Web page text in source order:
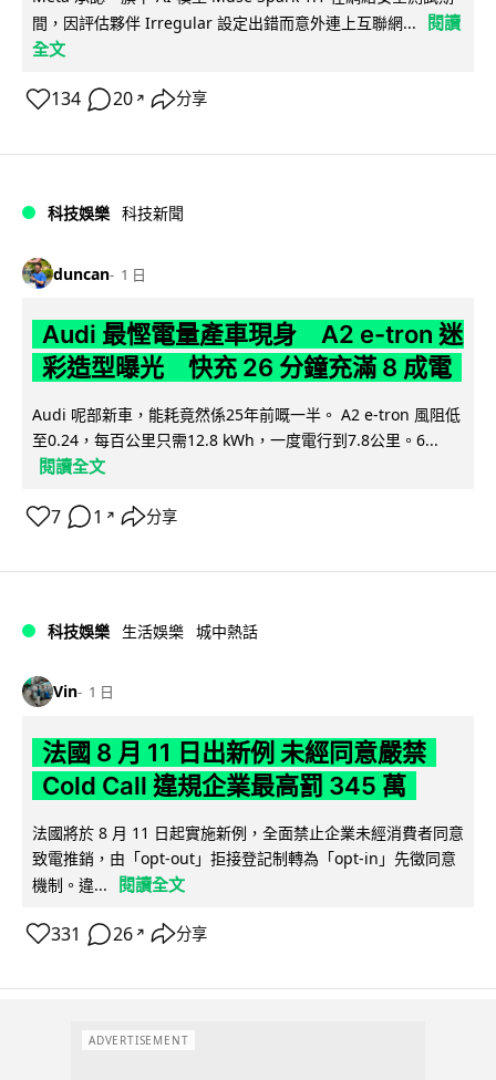
間，因評估夥伴 Irregular 設定出錯而意外連上互聯網...
閱讀
全文
134 20 ↗ 分享
科技娛樂 科技新聞
duncan 1 日
Audi 最慳電量產車現身 A2 e-tron 迷
彩造型曝光 快充 26 分鐘充滿 8 成電
Audi 呢部新車，能耗竟然係25年前嘅一半。 A2 e-tron 風阻低
至0.24，每百公里只需12.8 kWh，一度電行到7.8公里。6...
閱讀全文
7 1 ↗ 分享
科技娛樂 生活娛樂 城中熱話
Vin 1 日
法國 8 月 11 日出新例 未經同意嚴禁
Cold Call 違規企業最高罰 345 萬
法國將於 8 月 11 日起實施新例，全面禁止企業未經消費者同意
致電推銷，由「opt-out」拒接登記制轉為「opt-in」先徵同意
機制。違...
閱讀全文
331 26 ↗ 分享
ADVERTISEMENT